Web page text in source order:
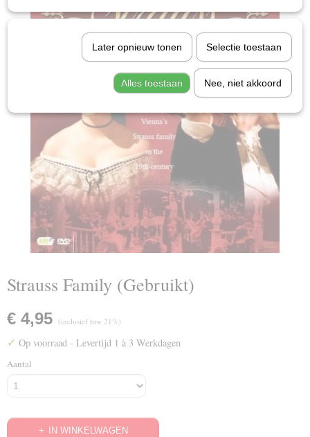
Strauss Family (Gebruikt)
€ 4,95 (inclusief btw 21%)
✓ Op voorraad - Levertijd 1 à 3 Werkdagen
Aantal
IN WINKELWAGEN
Later opnieuw tonen Selectie toestaan
Alles toestaan Nee, niet akkoord